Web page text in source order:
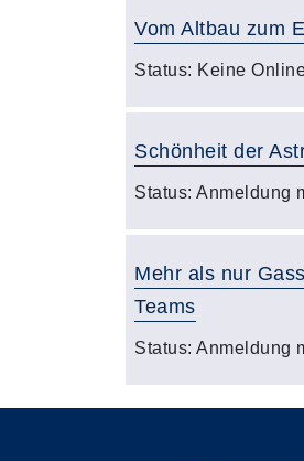
Vom Altbau zum
Status: Keine
Schönheit der
Status: Anmeldung
Mehr als nur
Teams
Status: Anmeldung